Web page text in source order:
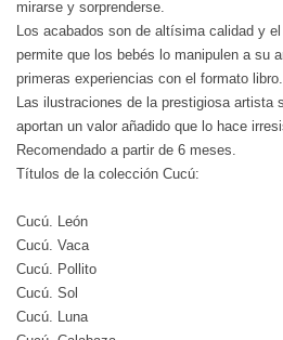
mirarse y sorprenderse.
Los acabados son de altísima calidad y
permite que los bebés lo manipulen a su
primeras experiencias con el formato libro.
Las ilustraciones de la prestigiosa artista
aportan un valor añadido que lo hace
Recomendado a partir de 6 meses.
Títulos de la colección Cucú:
Cucú. León
Cucú. Vaca
Cucú. Pollito
Cucú. Sol
Cucú. Luna